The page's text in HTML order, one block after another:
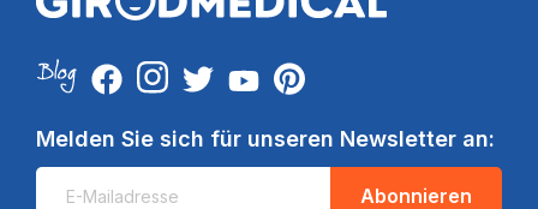
Melden Sie sich für unseren Newsletter an:
Abonnieren